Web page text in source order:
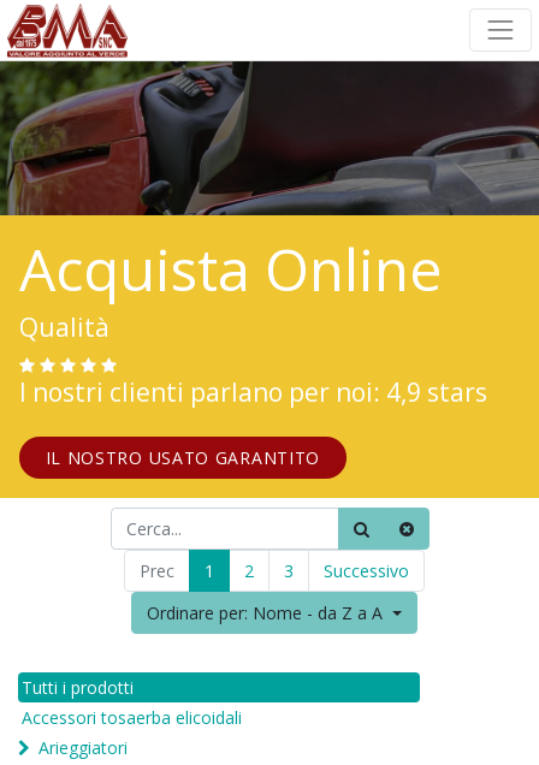
Acquista Online
Qualità
I nostri clienti parlano per noi: 4,9 stars
IL NOSTRO USATO GARANTITO
Prec 1 2 3
Successivo
Ordinare per: Nome - da Z a A
Tutti i prodotti
Accessori tosaerba elicoidali
Arieggiatori